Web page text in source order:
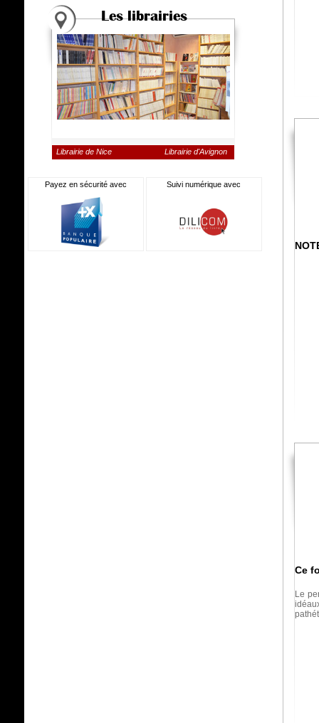
Les librairies
Librairie de Nice Librairie d'Avignon
Payez en sécurité avec Suivi numérique avec
Ce
Le